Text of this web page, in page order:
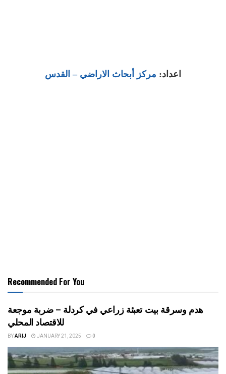
اعداد: مركز أبحاث الاراضي – القدس
Recommended For You
هدم وسرقة بيت تعبئة زراعي في كردلة – ضربة موجعة
للاقتصاد المحلي
BYARIJ JANUARY 21, 2025 0